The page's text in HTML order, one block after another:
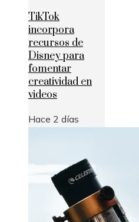
TikTok
incorpora
recursos de
Disney para
fomentar
creatividad en
videos
Hace 2 días